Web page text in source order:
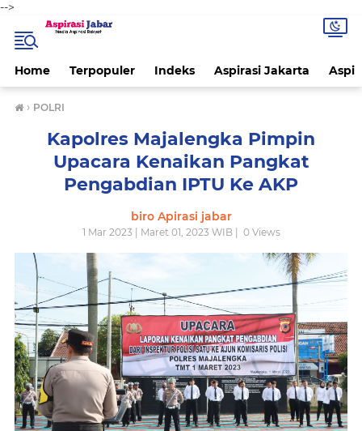
-->
Home Terpopuler Indeks Aspirasi Jakarta
› POLRI
Kapolres Majalengka Pimpin
Upacara Kenaikan Pangkat
Pengabdian IPTU Ke AKP
biro Apirasi jabar
1 Mar 2023 | Maret 01, 2023 WIB | 0Views